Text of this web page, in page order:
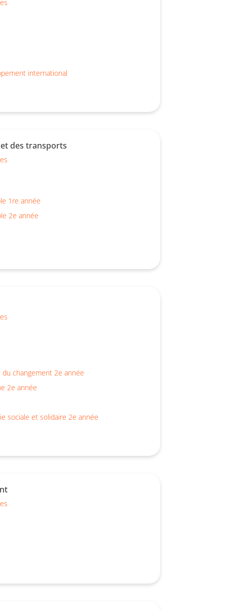
international
des transports
1re année
2e année
changement 2e année
2e année
sociale et solidaire 2e année